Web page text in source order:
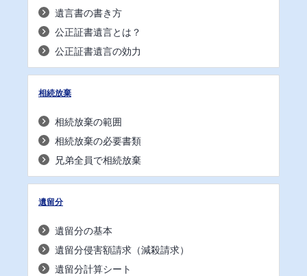
遺言書の書き方
公正証書遺言とは？
公正証書遺言の効力
相続放棄
相続放棄の範囲
相続放棄の必要書類
兄弟全員で相続放棄
遺留分
遺留分の基本
遺留分侵害額請求（減殺請求）
遺留分計算シート